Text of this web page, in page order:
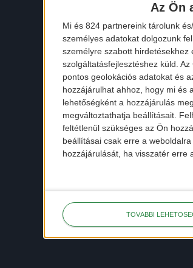
Az Ön
Mi és 824 partnereink tárolunk
személyes adatokat dolgozunk
személyre szabott
szolgáltatásfejlesztéshez küld. Az
pontos geolokációs adatokat és
hozzájárulhat ahhoz, hogy mi és
lehetőségként a hozzájárulás
megváltoztathatja beállításait.
feltétlenül szükséges az Ön
beállításai csak erre a
hozzájárulását, ha visszatér erre
TOVÁBBI